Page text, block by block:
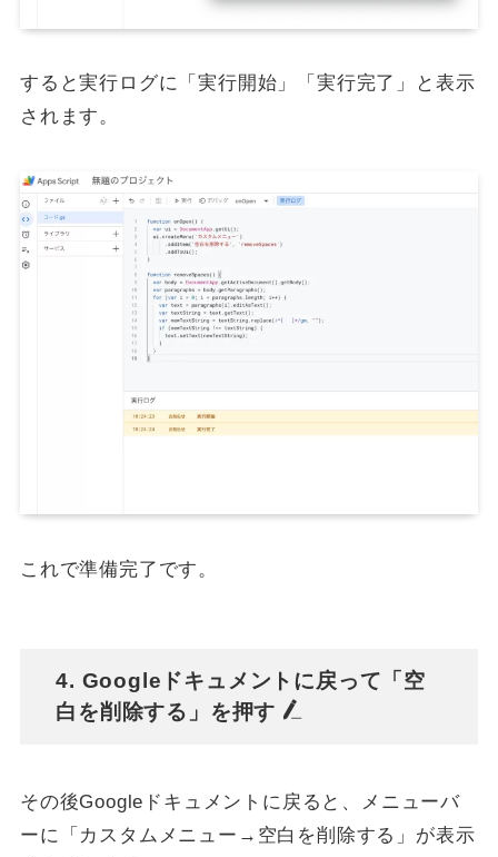
すると実行ログに「実行開始」「実行完了」と表示
されます。
これで準備完了です。
4. Googleドキュメントに戻って「空
白を削除する」を押す
その後Googleドキュメントに戻ると、メニューバ
ーに「カスタムメニュー→空白を削除する」が表示